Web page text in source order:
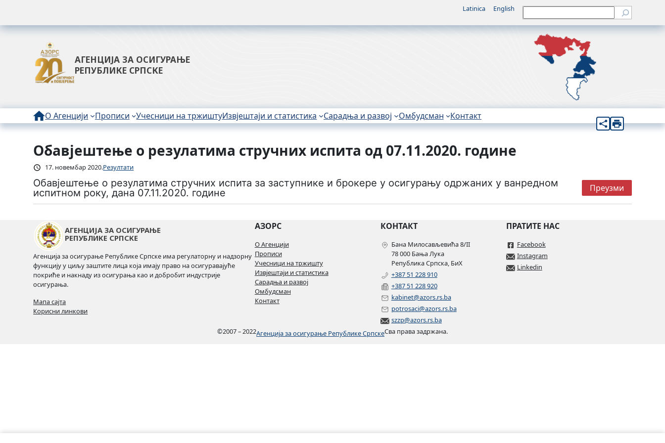
Latinica English Претрага
АГЕНЦИЈА ЗА ОСИГУРАЊЕ
РЕПУБЛИКЕ СРПСКЕ
О Агенцији Прописи Учесници на тржиштуИзвјештаји и статистика Сарадња и развој Омбудсман Контакт
Обавјештење о резулатима стручних испита од 07.11.2020. године
17. новембар 2020.Резултати
Обавјештење о резулатима стручних испита за заступнике и брокере у осигурању одржаних у ванредном
испитном року, дана 07.11.2020. године
Преузми
АГЕНЦИЈА ЗА ОСИГУРАЊЕ
РЕПУБЛИКЕ СРПСКЕ
Агенција за осигурање Републике Српске има регулаторну и надзорну
функцију у циљу заштите лица која имају право на осигуравајуће
покриће и накнаду из осигурања као и добробит индустрије
осигурања.
Мапа сајта
Корисни линкови
АЗОРС
О Агенцији
Прописи
Учесници на тржишту
Извјештаји и статистика
Сарадња и развој
Омбудсман
Контакт
КОНТАКТ
Бана Милосављевића 8/II
78 000 Бања Лука
Република Српска, БиХ
+387 51 228 910
+387 51 228 920
kabinet@azors.rs.ba
potrosaci@azors.rs.ba
szzp@azors.rs.ba
ПРАТИТЕ НАС
Facebook
Instagram
Linkedin
©2007 – 2022Агенција за осигурање Републике СрпскеСва права задржана.